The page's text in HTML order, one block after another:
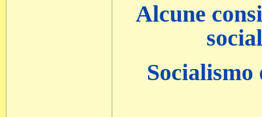
Alcune